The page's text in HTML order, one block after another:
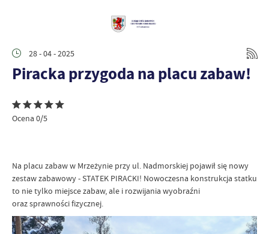
28 - 04 - 2025
Piracka przygoda na placu zabaw!
Ocena 0/5
Na placu zabaw w Mrzeżynie przy ul. Nadmorskiej pojawił się nowy
zestaw zabawowy - STATEK PIRACKI! Nowoczesna konstrukcja statku
to nie tylko miejsce zabaw, ale i rozwijania wyobraźni
oraz sprawności fizycznej.